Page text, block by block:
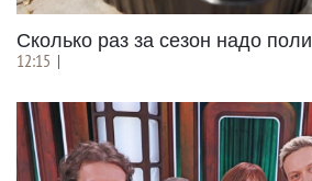
Сколько раз за сезон надо
12:15 |